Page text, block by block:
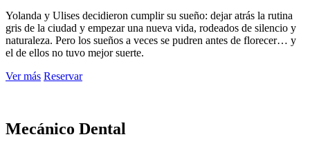
Yolanda y Ulises decidieron cumplir su sueño: dejar atrás la rutina
gris de la ciudad y empezar una nueva vida, rodeados de silencio y
naturaleza. Pero los sueños a veces se pudren antes de florecer… y
el de ellos no tuvo mejor suerte.
Ver más Reservar
Mecánico Dental